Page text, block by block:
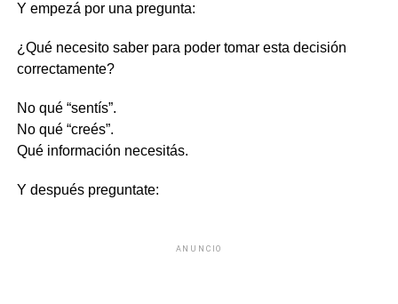
Y empezá por una pregunta:
¿Qué necesito saber para poder tomar esta decisión
correctamente?
No qué “sentís”.
No qué “creés”.
Qué información necesitás.
Y después preguntate:
ANUNCIO